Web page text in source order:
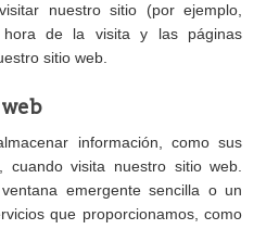
nuestro sitio (por ejemplo,
de la visita y las páginas
sitio web.
información, como sus
cuando visita nuestro sitio web.
emergente sencilla o un
que proporcionamos, como